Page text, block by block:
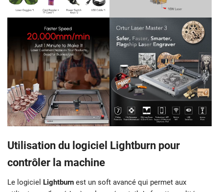
Utilisation du logiciel Lightburn pour
contrôler la machine
Le logiciel Lightburn est un soft avancé qui permet aux